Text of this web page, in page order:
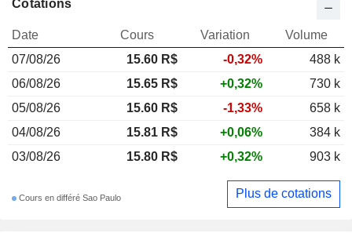
Cotations
Date Cours Variation
Volume
07/08/26
15.60 R$ -0,32%
488 k
06/08/26
15.65 R$ +0,32%
730 k
05/08/26
15.60 R$ -1,33%
658 k
04/08/26
15.81 R$ +0,06%
384 k
03/08/26
15.80 R$ +0,32% 903 k
Cours en différé Sao Paulo Plus de cotations